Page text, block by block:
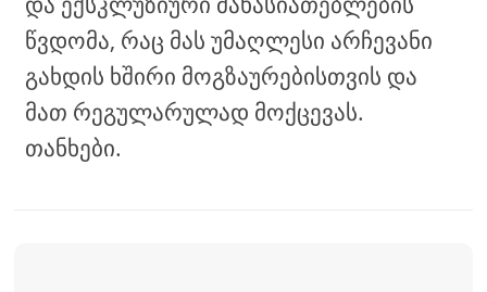
წვდომა, რაც მას უმაღლესი არჩევანი
გახდის ხშირი მოგზაურებისთვის და
მათ რეგულარულად მოქცევას.
თანხები.